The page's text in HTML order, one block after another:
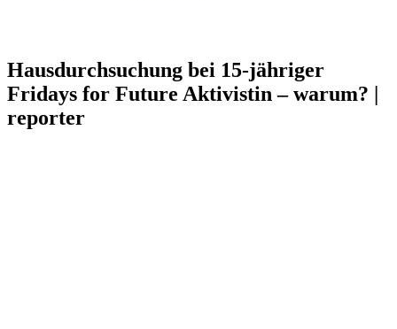
Hausdurchsuchung bei 15-jähriger
Fridays for Future Aktivistin – warum? |
reporter